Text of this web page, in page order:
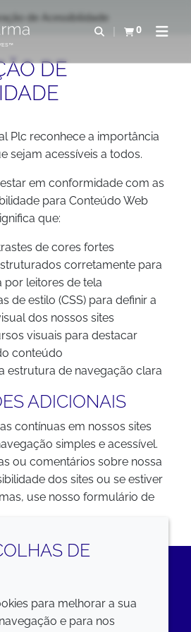
Abrir pesquisa
0
Exibir cestaAbrir
de Acessibilidade
DE
Plc reconhece a importância
sejam acessíveis a todos.
em conformidade com as
para Conteúdo Web
que:
de cores fortes
corretamente para
por leitores de tela
de estilo (CSS) para definir a
dos nossos sites
visuais para destacar
conteúdo
estrutura de navegação clara
ADICIONAIS
contínuas em nossos sites
simples e acessível.
ou comentários sobre nossa
dos sites ou se estiver
use nosso formulário de
LinkedIn
DE
para melhorar a sua
e para nos